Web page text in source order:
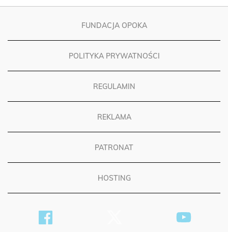
FUNDACJA OPOKA
POLITYKA PRYWATNOŚCI
REGULAMIN
REKLAMA
PATRONAT
HOSTING